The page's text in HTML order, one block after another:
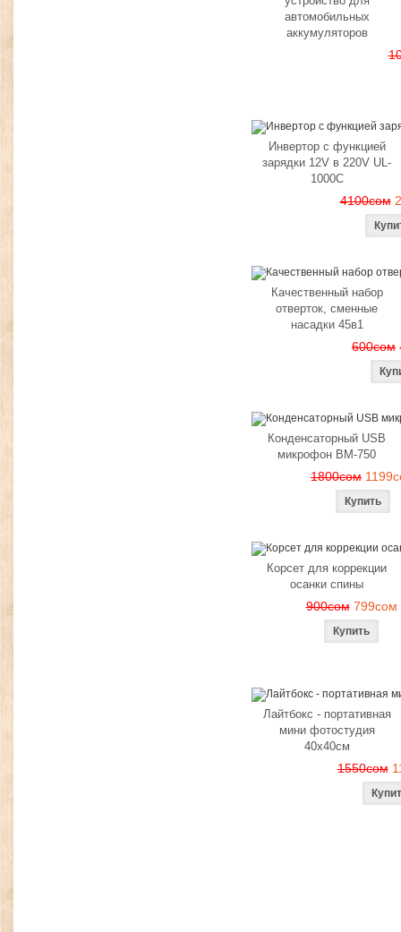
автомобильных
аккумуляторов
Инвертор с функцией
зарядки 12V в 220V UL-
1000C
4100сом
Качественный набор
отверток, сменные
насадки 45в1
600сом
Конденсаторный USB
микрофон BM-750
1800сом
Корсет для коррекции
осанки спины
900сом 799сом
Лайтбокс - портативная
мини фотостудия
40x40см
1550сом